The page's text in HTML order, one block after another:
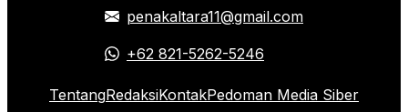
penakaltara11@gmail.com
+62 821-5262-5246
TentangRedaksiKontakPedoman Media Siber